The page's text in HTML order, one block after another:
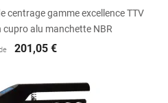
centrage gamme excellence TTV
alu manchette NBR
201,05 €